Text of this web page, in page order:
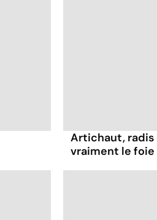
Artichaut, radis
vraiment le foie